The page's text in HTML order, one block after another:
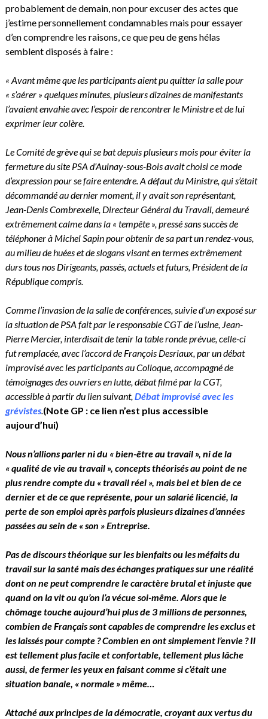
probablement de demain, non pour excuser des actes que
j’estime personnellement condamnables mais pour essayer
d’en comprendre les raisons, ce que peu de gens hélas
semblent disposés à faire :
« Avant même que les participants aient pu quitter la salle pour
« s’aérer » quelques minutes, plusieurs dizaines de manifestants
l’avaient envahie avec l’espoir de rencontrer le Ministre et de lui
exprimer leur colère.
Le Comité de grève qui se bat depuis plusieurs mois pour éviter la
fermeture du site PSA d’Aulnay-sous-Bois avait choisi ce mode
d’expression pour se faire entendre. A défaut du Ministre, qui s’était
décommandé au dernier moment, il y avait son représentant,
Jean-Denis Combrexelle, Directeur Général du Travail, demeuré
extrêmement calme dans la « tempête », pressé sans succès de
téléphoner à Michel Sapin pour obtenir de sa part un rendez-vous,
au milieu de huées et de slogans visant en termes extrêmement
durs tous nos Dirigeants, passés, actuels et futurs, Président de la
République compris.
Comme l’invasion de la salle de conférences, suivie d’un exposé sur
la situation de PSA fait par le responsable CGT de l’usine, Jean-
Pierre Mercier, interdisait de tenir la table ronde prévue, celle-ci
fut remplacée, avec l’accord de François Desriaux, par un débat
improvisé avec les participants au Colloque, accompagné de
témoignages des ouvriers en lutte, débat filmé par la CGT,
accessible à partir du lien suivant, Débat improvisé avec les
grévistes. (Note GP : ce lien n’est plus accessible
aujourd’hui)
Nous n’allions parler ni du « bien-être au travail », ni de la
« qualité de vie au travail », concepts théorisés au point de ne
plus rendre compte du « travail réel », mais bel et bien de ce
dernier et de ce que représente, pour un salarié licencié, la
perte de son emploi après parfois plusieurs dizaines d’années
passées au sein de « son » Entreprise.
Pas de discours théorique sur les bienfaits ou les méfaits du
travail sur la santé mais des échanges pratiques sur une réalité
dont on ne peut comprendre le caractère brutal et injuste que
quand on la vit ou qu’on l’a vécue soi-même. Alors que le
chômage touche aujourd’hui plus de 3 millions de personnes,
combien de Français sont capables de comprendre les exclus et
les laissés pour compte ? Combien en ont simplement l’envie ? Il
est tellement plus facile et confortable, tellement plus lâche
aussi, de fermer les yeux en faisant comme si c’était une
situation banale, « normale » même…
Attaché aux principes de la démocratie, croyant aux vertus du